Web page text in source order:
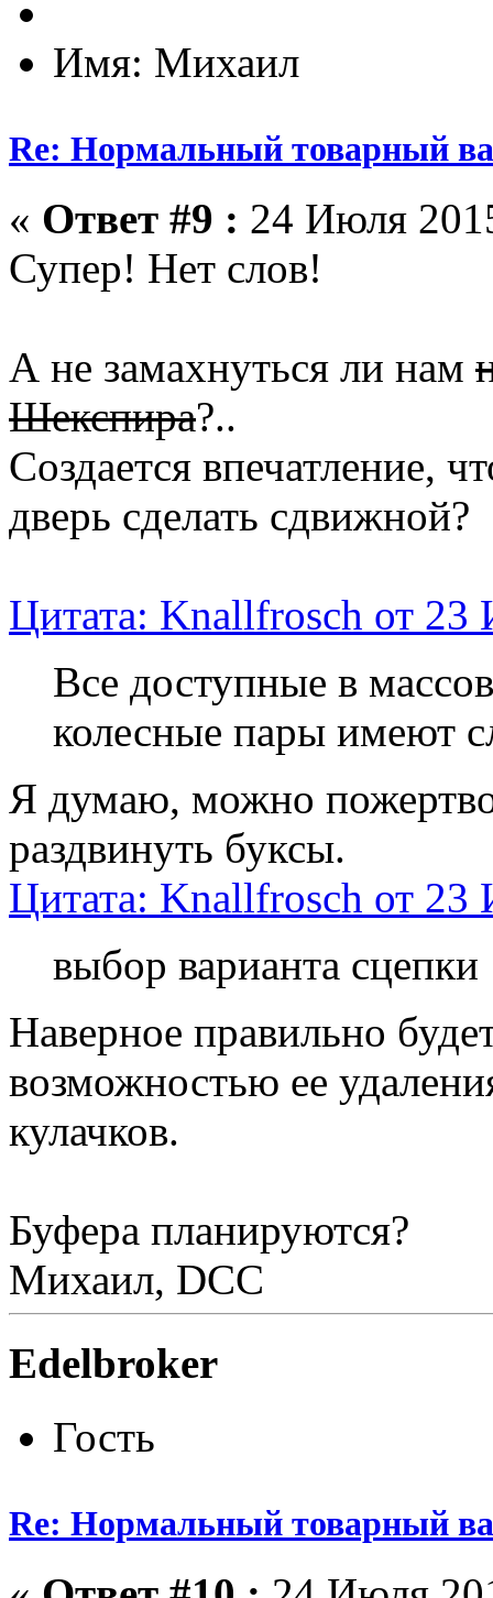
Имя: Михаил
Re: Нормальный товарный
« Ответ #9 : 24 Июля
Супер! Нет слов!
А не замахнуться ли нам
Шекспира?..
Создается впечатление,
дверь сделать сдвижной?
Цитата: Knallfrosch от
Все доступные в
колесные пары имеют
Я думаю, можно
раздвинуть буксы.
Цитата: Knallfrosch от
выбор варианта сцепки
Наверное правильно
возможностью ее
кулачков.
Буфера планируются?
Михаил, DCC
Edelbroker
Гость
Re: Нормальный товарный